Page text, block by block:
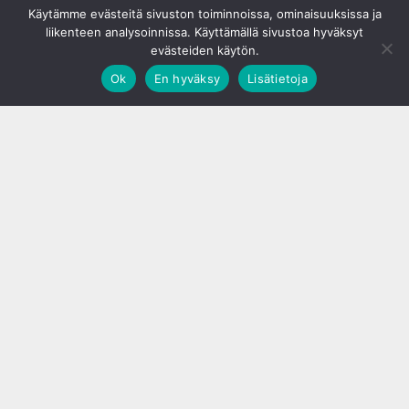
Käytämme evästeitä sivuston toiminnoissa, ominaisuuksissa ja
liikenteen analysoinnissa. Käyttämällä sivustoa hyväksyt
evästeiden käytön.
Ok
En hyväksy Lisätietoja